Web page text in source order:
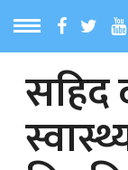
MENU
सहिद